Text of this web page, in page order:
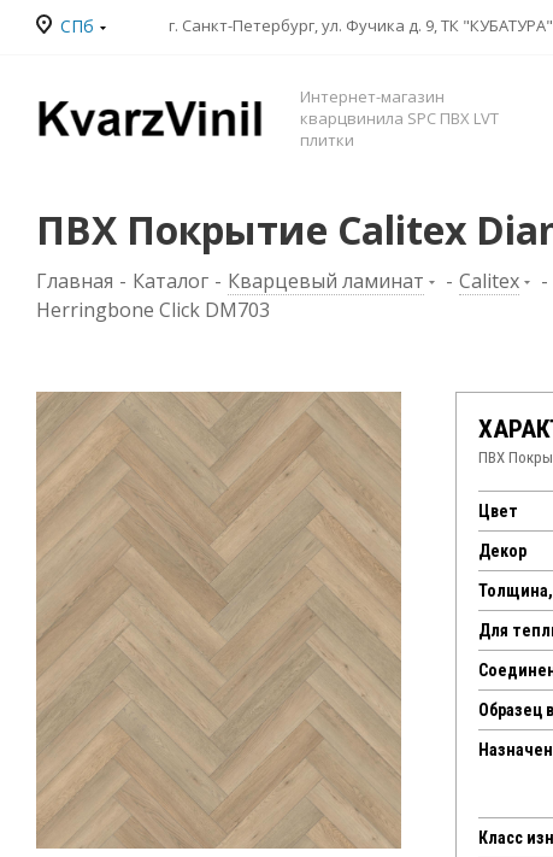
СПб
Интернет-магазин
кварцвинила SPC ПВХ LVT
плитки
ПВХ Покрытие Calitex
Главная - Каталог - Кварцевый ламинат - Calitex -
Herringbone Click DM703
ПВХ
Цвет
Декор
Для
Образец
Класс